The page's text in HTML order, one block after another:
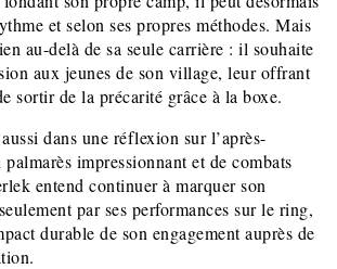
et selon ses propres méthodes. Mais
au-delà de sa seule carrière : il souhaite
aux jeunes de son village, leur offrant
sortir de la précarité grâce à la boxe.
dans une réflexion sur l’après-
impressionnant et de combats
entend continuer à marquer son
par ses performances sur le ring,
durable de son engagement auprès de